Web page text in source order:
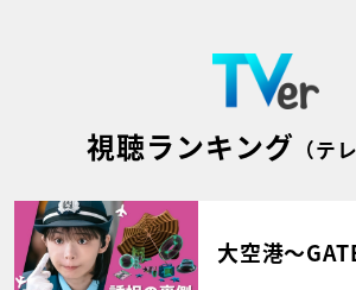
視聴ランキング （テ
大空港～